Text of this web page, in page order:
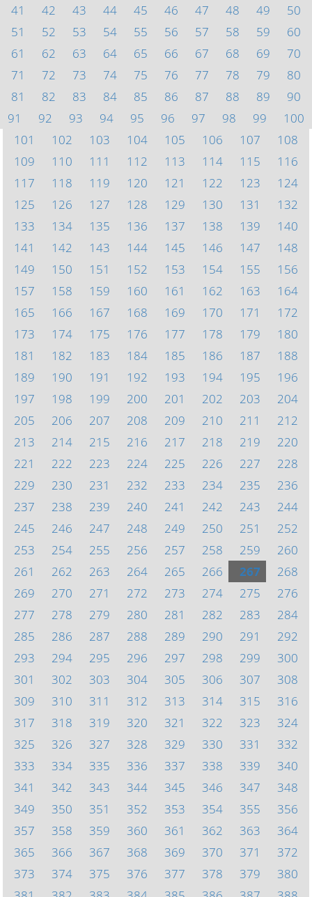
41
42 43 44 45 46 47 48 49
50
51
52 53 54 55 56 57 58 59
60
61
62 63 64 65 66 67 68 69
70
71
72 73 74 75 76 77 78 79
80
81
82 83 84 85 86 87 88 89
90
91
92 93 94 95 96 97 98 99
100
101
102 103 104 105 106 107
108
109
110 111 112 113 114 115
116
117
118 119 120 121 122 123
124
125
126 127 128 129 130 131
132
133
134 135 136 137 138 139
140
141
142 143 144 145 146 147
148
149
150 151 152 153 154 155
156
157
158 159 160 161 162 163
164
165
166 167 168 169 170 171
172
173
174 175 176 177 178 179
180
181
182 183 184 185 186 187
188
189
190 191 192 193 194 195
196
197
198 199 200 201 202 203
204
205
206 207 208 209 210 211
212
213
214 215 216 217 218 219
220
221
222 223 224 225 226 227
228
229
230 231 232 233 234 235
236
237
238 239 240 241 242 243
244
245
246 247 248 249 250 251
252
253
254 255 256 257 258 259
260
261
262 263 264 265 266 267
268
269
270 271 272 273 274 275
276
277
278 279 280 281 282 283
284
285
286 287 288 289 290 291
292
293
294 295 296 297 298 299
300
301
302 303 304 305 306 307
308
309
310 311 312 313 314 315
316
317
318 319 320 321 322 323
324
325
326 327 328 329 330 331
332
333
334 335 336 337 338 339
340
341
342 343 344 345 346 347
348
349
350 351 352 353 354 355
356
357
358 359 360 361 362 363
364
365
366 367 368 369 370 371
372
373
374 375 376 377 378 379
380